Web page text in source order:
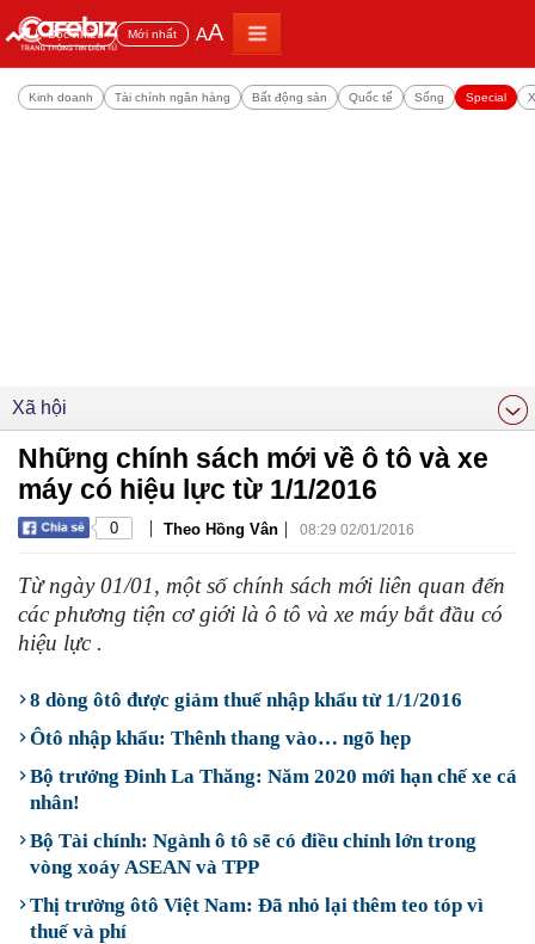
Đọc nhiều Mới nhất AA
Kinh doanh Tài chính ngân hàng Bất động sản Quốc tế Sống Special
Xã hội
Những chính sách mới về ô tô và xe
máy có hiệu lực từ 1/1/2016
0 | Theo Hồng Vân | 08:29 02/01/2016
Từ ngày 01/01, một số chính sách mới liên quan đến
các phương tiện cơ giới là ô tô và xe máy bắt đầu có
hiệu lực .
8 dòng ôtô được giảm thuế nhập khẩu từ 1/1/2016
Ôtô nhập khẩu: Thênh thang vào… ngõ hẹp
Bộ trưởng Đinh La Thăng: Năm 2020 mới hạn chế xe cá
nhân!
Bộ Tài chính: Ngành ô tô sẽ có điều chỉnh lớn trong
vòng xoáy ASEAN và TPP
Thị trường ôtô Việt Nam: Đã nhỏ lại thêm teo tóp vì
thuế và phí